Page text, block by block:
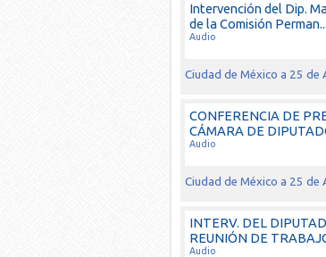
Intervención del Dip.
de la Comisión Perman...
Audio
Ciudad de México a 25 de
CONFERENCIA DE
CÁMARA DE
Audio
Ciudad de México a 25 de
INTERV. DEL
REUNIÓN DE
Audio